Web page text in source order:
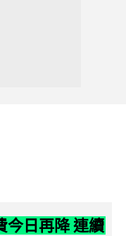
今日再降 連續